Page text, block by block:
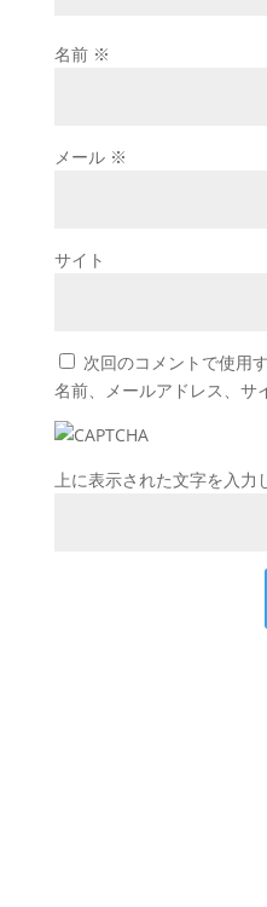
名前 ※
メール ※
サイト
次回のコメントで使用
名前、メールアドレス、サ
上に表示された文字を入力